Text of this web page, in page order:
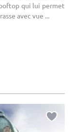
qui lui permet
avec vue ...